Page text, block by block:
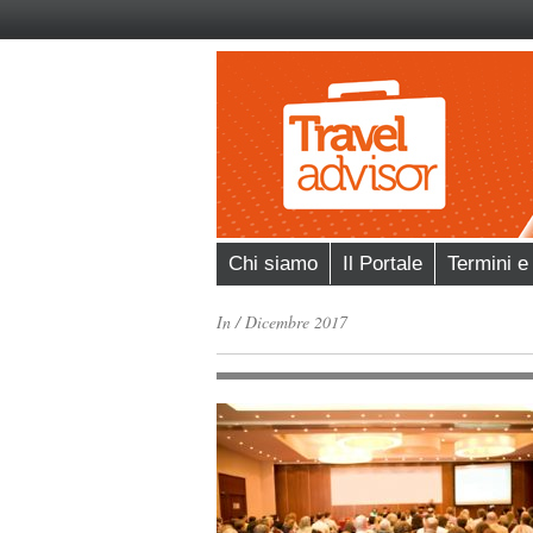
Chi siamo Il Portale Termini
In/Dicembre 2017